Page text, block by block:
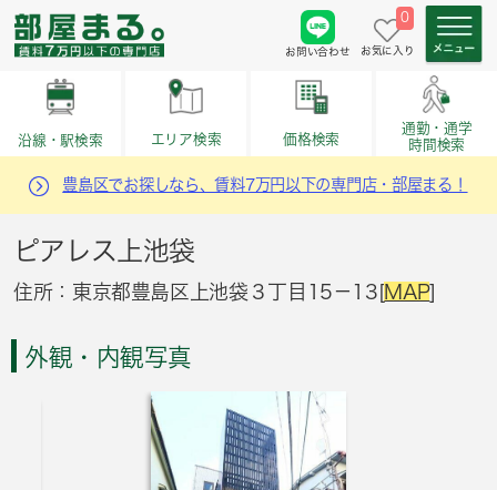
お問い合わせ
0
お気に入り
沿線・駅検索 エリア検索 価格検索
通勤・通学
時間検索
豊島区でお探しなら、賃料7万円以下の専門店・部屋まる！
ピアレス上池袋
住所：東京都豊島区上池袋３丁目15－13[MAP]
外観・内観写真